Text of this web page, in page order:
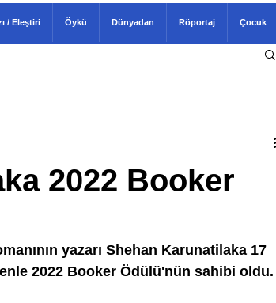
2022 Booker
yazarı Shehan Karunatilaka 17
2022 Booker Ödülü'nün sahibi oldu.
/ Eleştiri Öykü Dünyadan Röportaj Çocuk